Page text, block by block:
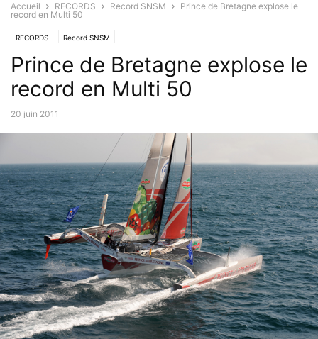
Accueil RECORDS Record SNSM
Prince de Bretagne explose le
record en Multi 50
RECORDS Record SNSM
Prince de Bretagne explose le
record en Multi 50
20 juin 2011